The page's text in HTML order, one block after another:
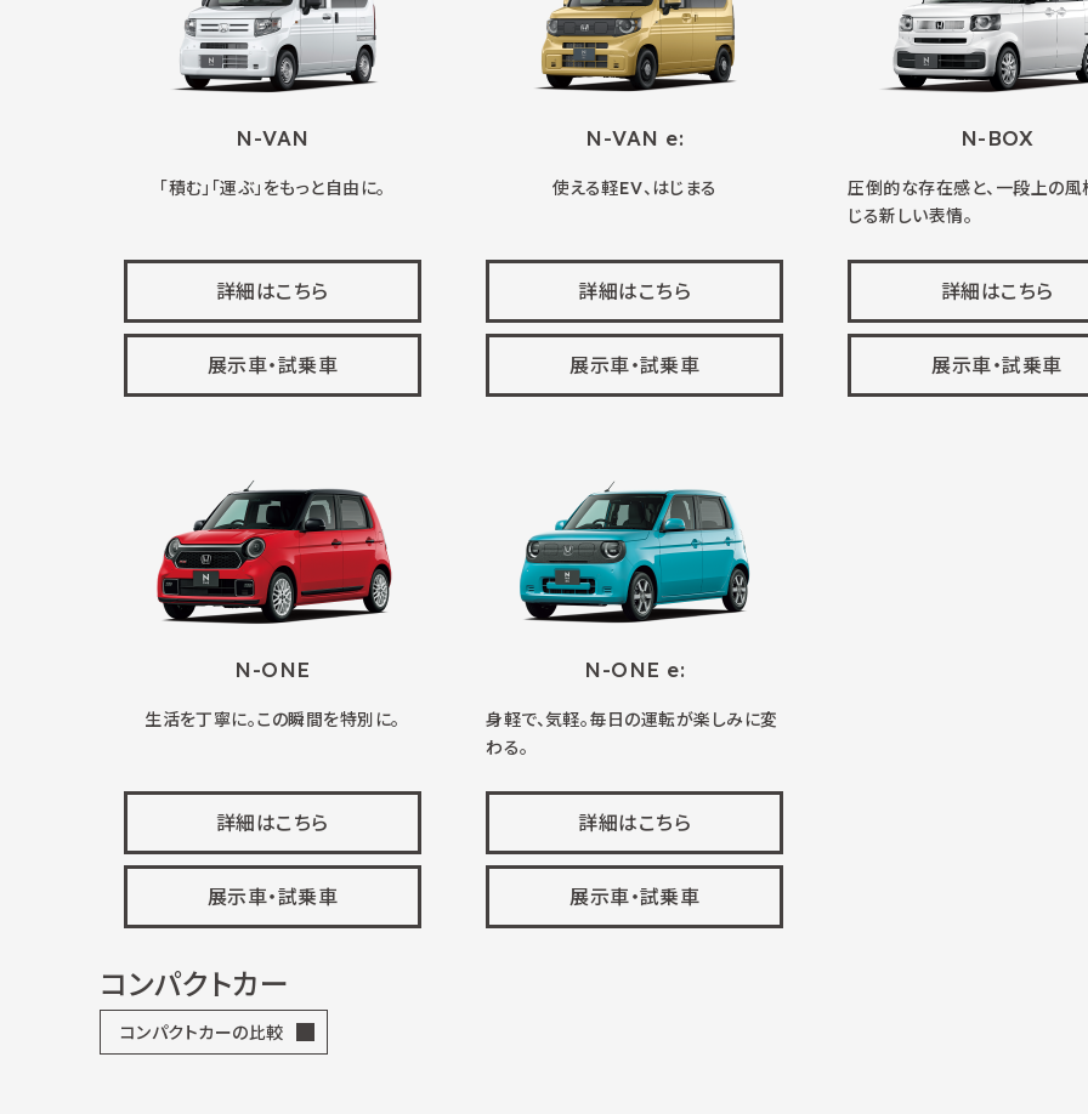
N-VAN
「積む」「運ぶ」をもっと自由に。
詳細はこちら
展示車・試乗車
N-VAN e:
使える軽EV、はじまる
詳細はこちら
展示車・試乗車
N-BOX
圧倒的な存在感と、一段上の風
じる新しい表情。
詳細はこちら
展示車・試乗車
N-ONE
生活を丁寧に。この瞬間を特別に。
詳細はこちら
展示車・試乗車
N-ONE e:
身軽で、気軽。毎日の運転が楽しみに変
わる。
詳細はこちら
展示車・試乗車
コンパクトカー
コンパクトカーの比較